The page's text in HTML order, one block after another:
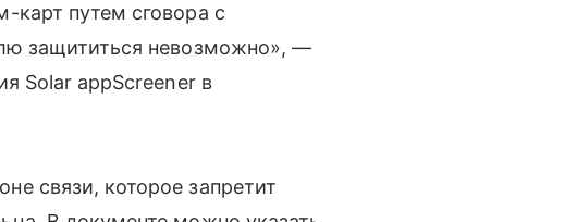
путем сговора с
защититься невозможно», —
Solar appScreener в
связи, которое запретит